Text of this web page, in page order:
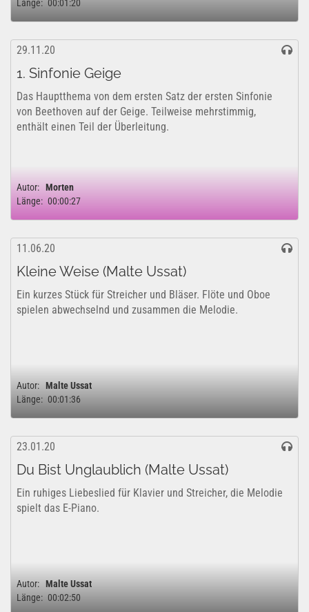
Länge: 00:01:20
29.11.20
1. Sinfonie Geige
Das Hauptthema von dem ersten Satz der ersten Sinfonie
von Beethoven auf der Geige. Teilweise mehrstimmig,
enthält einen Teil der Überleitung.
Autor: Morten
Länge: 00:00:27
11.06.20
Kleine Weise (Malte Ussat)
Ein kurzes Stück für Streicher und Bläser. Flöte und Oboe
spielen abwechselnd und zusammen die Melodie.
Autor: Malte Ussat
Länge: 00:01:36
23.01.20
Du Bist Unglaublich (Malte Ussat)
Ein ruhiges Liebeslied für Klavier und Streicher, die Melodie
spielt das E-Piano.
Autor: Malte Ussat
Länge: 00:02:50